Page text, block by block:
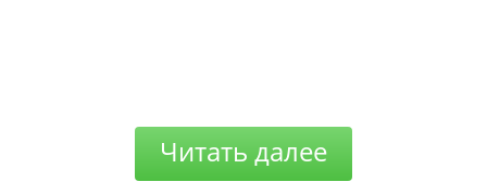
Читать далее